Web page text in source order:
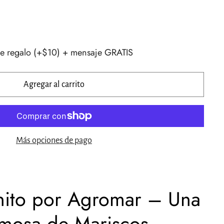
regalo (+$10) + mensaje GRATIS
Agregar al carrito
Más opciones de pago
por Agromar – Una